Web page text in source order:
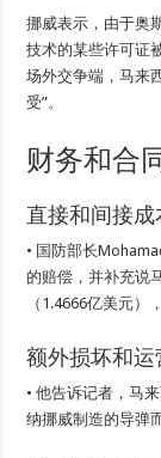
挪威表示，由于奥
技术的某些许可证
场外交争端，马来
受”。
财务和合
直接和间接成
• 国防部长
的赔偿，并补充说
（1.4666亿美元）
额外损坏和运
• 他告诉记者，马
纳挪威制造的导弹